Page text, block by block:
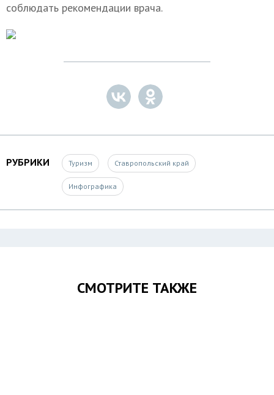
соблюдать рекомендации врача.
РУБРИКИ Туризм Ставропольский край
Инфографика
СМОТРИТЕ ТАКЖЕ